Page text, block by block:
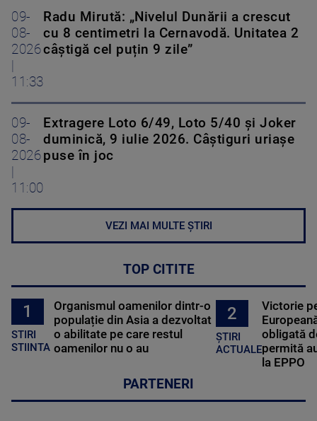
09-
08-
2026
11:33
Radu Mirută: „Nivelul Dunării a crescut
cu 8 centimetri la Cernavodă. Unitatea 2
câștigă cel puțin 9 zile”
09-
08-
2026
11:00
Extragere Loto 6/49, Loto 5/40 și Joker
duminică, 9 iulie 2026. Câștiguri uriașe
puse în joc
VEZI MAI MULTE ȘTIRI
TOP CITITE
1
STIRI
STIINTA
Organismul oamenilor dintr-o
populație din Asia a dezvoltat
o abilitate pe care restul
oamenilor nu o au
2
ȘTIRI
ACTUALE
Victorie
obligată
permită
la EPPO
PARTENERI